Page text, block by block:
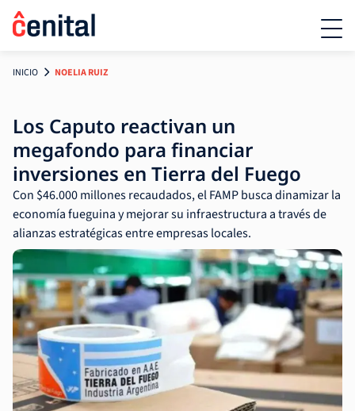
INICIO NOELIA RUIZ
Los Caputo reactivan un
megafondo para financiar
inversiones en Tierra del Fuego
Con $46.000 millones recaudados, el FAMP busca dinamizar la
economía fueguina y mejorar su infraestructura a través de
alianzas estratégicas entre empresas locales.